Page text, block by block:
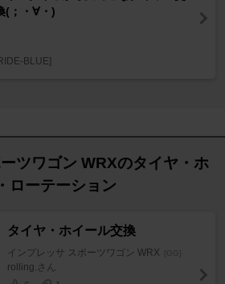
(；・∀・)
BLUE]
ツワゴン WRXのタイヤ・ホ
ローテーション
タイヤ・ホイール交換
インプレッサ スポーツワゴン WRX [GG]
rolling.さん